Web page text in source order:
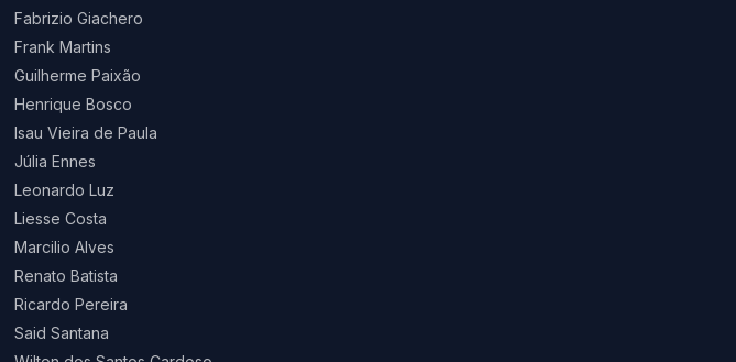
Fabrizio Giachero
Frank Martins
Guilherme Paixão
Henrique Bosco
Isau Vieira de Paula
Júlia Ennes
Leonardo Luz
Liesse Costa
Marcilio Alves
Renato Batista
Ricardo Pereira
Said Santana